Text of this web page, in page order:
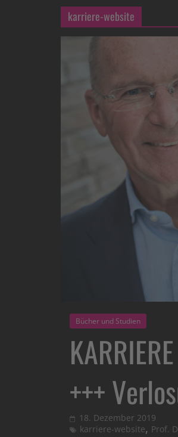
karriere-website
Bücher und Studien
+++
18. Dezember 2019
karriere-website, Prof.